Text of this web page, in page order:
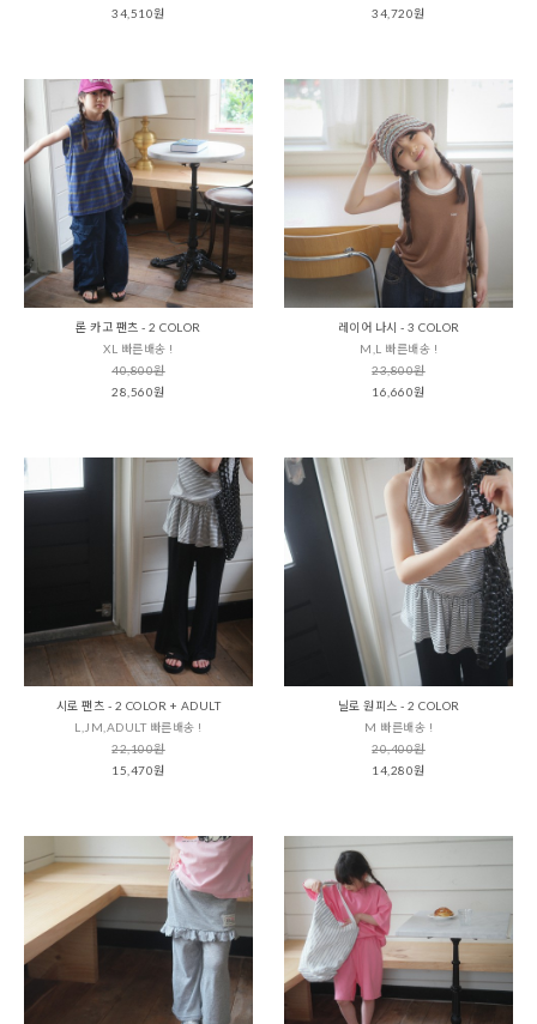
34,510원
34,720원
론 카고 팬츠 - 2 COLOR
XL 빠른배송 !
40,800원
28,560원
레이어 나시 - 3 COLOR
M,L 빠른배송 !
23,800원
16,660원
시로 팬츠 - 2 COLOR + ADULT
L,JM,ADULT 빠른배송 !
22,100원
15,470원
닐로 원피스 - 2 COLOR
M 빠른배송 !
20,400원
14,280원